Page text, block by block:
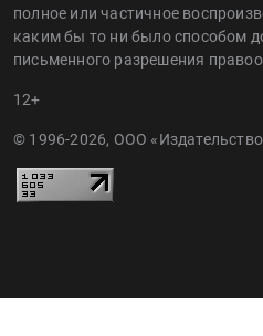
полное или частичное
каким бы то ни было способом
письменного разрешения
12+
© 1996-2026, ООО